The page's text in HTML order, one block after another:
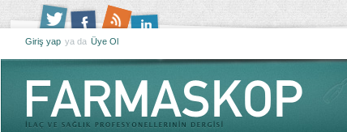
Giriş yap ya da Üye Ol